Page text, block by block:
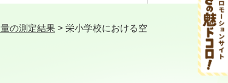
の測定結果 > 栄小学校における空